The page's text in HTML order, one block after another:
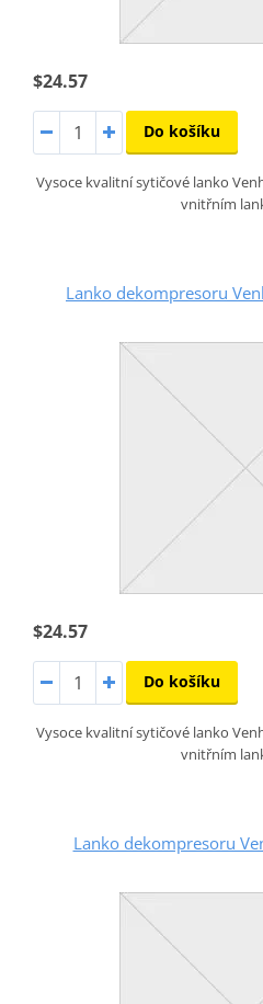
$24.57
Do košíku
Vysoce kvalitní sytičové lanko
vnitřním
Lanko dekompresoru
$24.57
Do košíku
Vysoce kvalitní sytičové lanko
vnitřním
Lanko dekompresoru